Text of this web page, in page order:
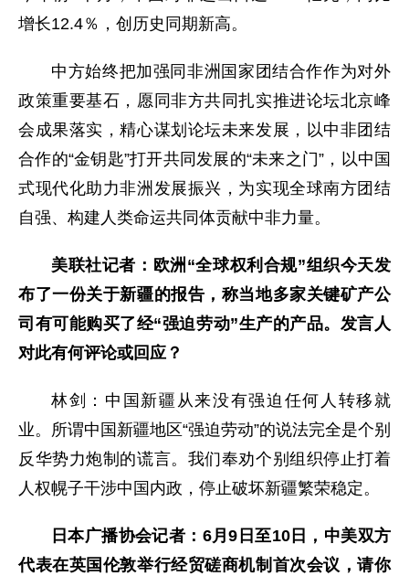
增长12.4％，创历史同期新高。
中方始终把加强同非洲国家团结合作作为对外
政策重要基石，愿同非方共同扎实推进论坛北京峰
会成果落实，精心谋划论坛未来发展，以中非团结
合作的“金钥匙”打开共同发展的“未来之门”，以中国
式现代化助力非洲发展振兴，为实现全球南方团结
自强、构建人类命运共同体贡献中非力量。
美联社记者：欧洲“全球权利合规”组织今天发
布了一份关于新疆的报告，称当地多家关键矿产公
司有可能购买了经“强迫劳动”生产的产品。发言人
对此有何评论或回应？
林剑：中国新疆从来没有强迫任何人转移就
业。所谓中国新疆地区“强迫劳动”的说法完全是个别
反华势力炮制的谎言。我们奉劝个别组织停止打着
人权幌子干涉中国内政，停止破坏新疆繁荣稳定。
日本广播协会记者：6月9日至10日，中美双方
代表在英国伦敦举行经贸磋商机制首次会议，请你